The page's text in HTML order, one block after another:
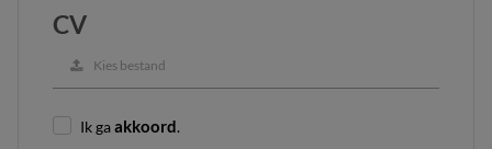
CV
Kies bestand
Ik gaakkoord.